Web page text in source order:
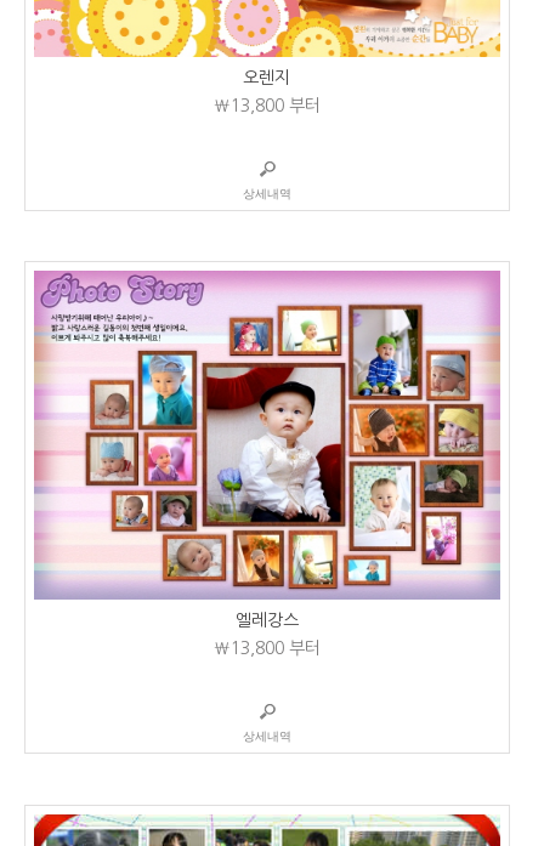
오렌지
₩13,800부터
상세내역
엘레강스
₩13,800부터
상세내역